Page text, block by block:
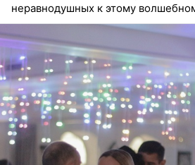
неравнодушных к этому